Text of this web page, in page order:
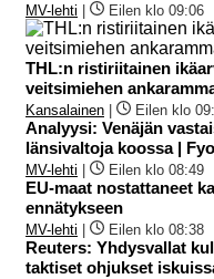
MV-lehti | Eilen klo 09:06
THL:n ristiriitainen
veitsimiehen
Kansalainen | Eilen klo
Analyysi: Venäjän
länsivaltoja koossa |
MV-lehti | Eilen klo 08:49
EU-maat nostattaneet
ennätykseen
MV-lehti | Eilen klo 08:38
Reuters: Yhdysvallat
taktiset ohjukset